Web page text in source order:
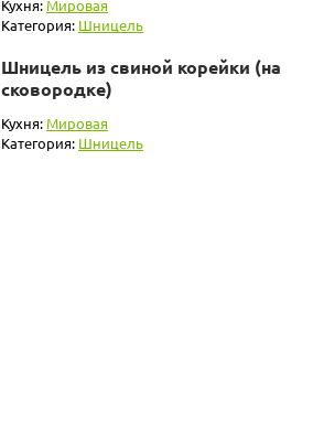
Кухня: Мировая
Категория: Шницель
Шницель из свиной корейки (на
сковородке)
Кухня: Мировая
Категория: Шницель